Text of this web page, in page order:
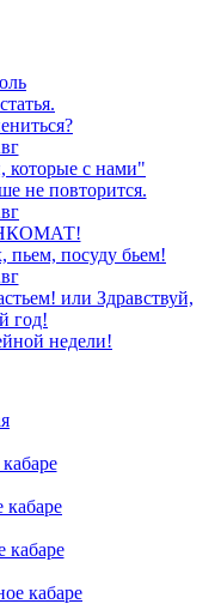
которые с нами"
не повторится.
пьем, посуду бьем!
или Здравствуй,
год!
недели!
кабаре
кабаре